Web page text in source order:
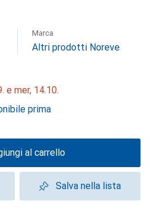
Marca
Altri prodotti Noreve
e mer, 14.10.
prima
al carrello
Salva nella lista